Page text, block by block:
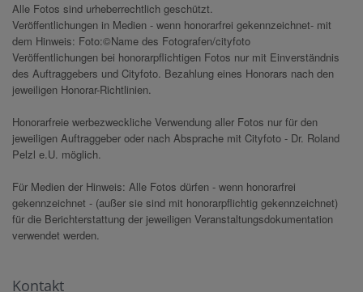
Alle Fotos sind urheberrechtlich geschützt.
Veröffentlichungen in Medien - wenn honorarfrei gekennzeichnet- mit
dem Hinweis: Foto:©Name des Fotografen/cityfoto
Veröffentlichungen bei honorarpflichtigen Fotos nur mit Einverständnis
des Auftraggebers und Cityfoto. Bezahlung eines Honorars nach den
jeweiligen Honorar-Richtlinien.
Honorarfreie werbezweckliche Verwendung aller Fotos nur für den
jeweiligen Auftraggeber oder nach Absprache mit Cityfoto - Dr. Roland
Pelzl e.U. möglich.
Für Medien der Hinweis: Alle Fotos dürfen - wenn honorarfrei
gekennzeichnet - (außer sie sind mit honorarpflichtig gekennzeichnet)
für die Berichterstattung der jeweiligen Veranstaltungsdokumentation
verwendet werden.
Kontakt